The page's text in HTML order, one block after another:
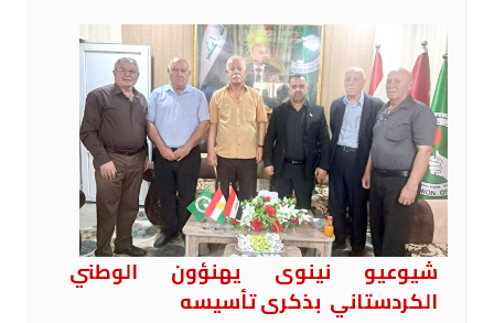
شيوعيو نينوى يهنؤون الوطني
الكردستاني بذكرى تأسيسه